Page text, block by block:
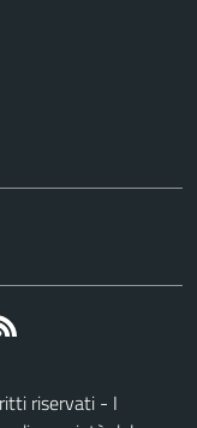
riservati - I